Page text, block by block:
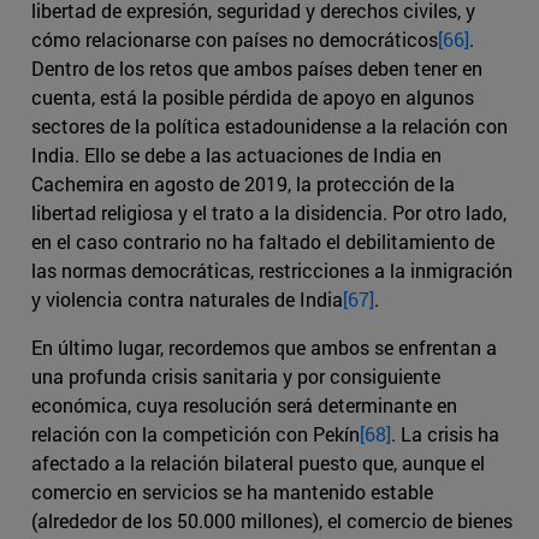
libertad de expresión, seguridad y derechos civiles, y
cómo relacionarse con países no democráticos[66].
Dentro de los retos que ambos países deben tener en
cuenta, está la posible pérdida de apoyo en algunos
sectores de la política estadounidense a la relación con
India. Ello se debe a las actuaciones de India en
Cachemira en agosto de 2019, la protección de la
libertad religiosa y el trato a la disidencia. Por otro lado,
en el caso contrario no ha faltado el debilitamiento de
las normas democráticas, restricciones a la inmigración
y violencia contra naturales de India[67].
En último lugar, recordemos que ambos se enfrentan a
una profunda crisis sanitaria y por consiguiente
económica, cuya resolución será determinante en
relación con la competición con Pekín[68]. La crisis ha
afectado a la relación bilateral puesto que, aunque el
comercio en servicios se ha mantenido estable
(alrededor de los 50.000 millones), el comercio de bienes